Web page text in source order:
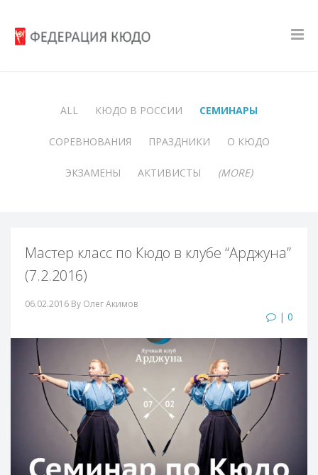
ALL КЮДО В РОССИИ СЕМИНАРЫ
СОРЕВНОВАНИЯ ПРАЗДНИКИ О КЮДО
ЭКЗАМЕНЫ АКТИВИСТЫ (MORE)
Мастер класс по Кюдо в клубе “Арджуна”
(7.2.2016)
06.02.2016 By Олег Акимов
| 0